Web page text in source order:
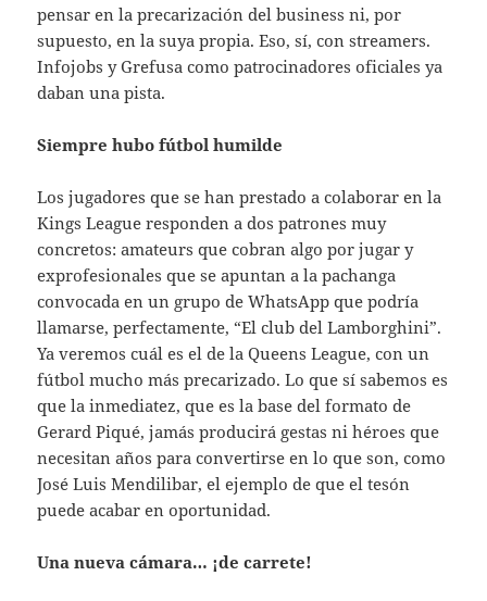
pensar en la precarización del business ni, por
supuesto, en la suya propia. Eso, sí, con streamers.
Infojobs y Grefusa como patrocinadores oficiales ya
daban una pista.
Siempre hubo fútbol humilde
Los jugadores que se han prestado a colaborar en la
Kings League responden a dos patrones muy
concretos: amateurs que cobran algo por jugar y
exprofesionales que se apuntan a la pachanga
convocada en un grupo de WhatsApp que podría
llamarse, perfectamente, “El club del Lamborghini”.
Ya veremos cuál es el de la Queens League, con un
fútbol mucho más precarizado. Lo que sí sabemos es
que la inmediatez, que es la base del formato de
Gerard Piqué, jamás producirá gestas ni héroes que
necesitan años para convertirse en lo que son, como
José Luis Mendilibar, el ejemplo de que el tesón
puede acabar en oportunidad.
Una nueva cámara… ¡de carrete!